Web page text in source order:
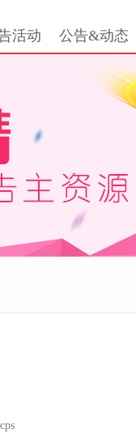
活动 公告&动态
cps